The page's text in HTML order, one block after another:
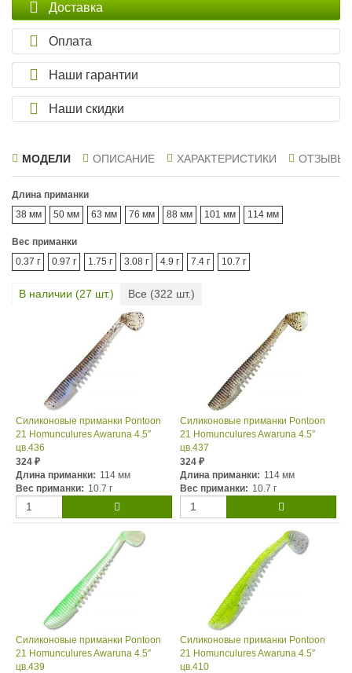
Доставка
Оплата
Наши гарантии
Наши скидки
МОДЕЛИ ОПИСАНИЕ ХАРАКТЕРИСТИКИ ОТЗЫВЫ
Длина приманки
38 мм
50 мм 63 мм 76 мм 88 мм 101 мм 114 мм
Вес приманки
0.37 г
0.97 г 1.75 г 3.08 г 4.9 г 7.4 г 10.7 г
В наличии (27 шт.) Все (322 шт.)
Силиконовые приманки Pontoon
21 Homunculures Awaruna 4.5″
цв.436
324 ₽
Длина приманки: 114 мм
Вес приманки: 10.7 г
Силиконовые приманки Pontoon
21 Homunculures Awaruna 4.5″
цв.437
324 ₽
Длина приманки: 114 мм
Вес приманки: 10.7 г
Силиконовые приманки Pontoon
21 Homunculures Awaruna 4.5″
цв.439
Силиконовые приманки Pontoon
21 Homunculures Awaruna 4.5″
цв.410